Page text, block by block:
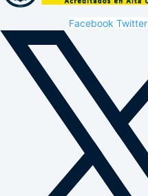
Facebook Twitter